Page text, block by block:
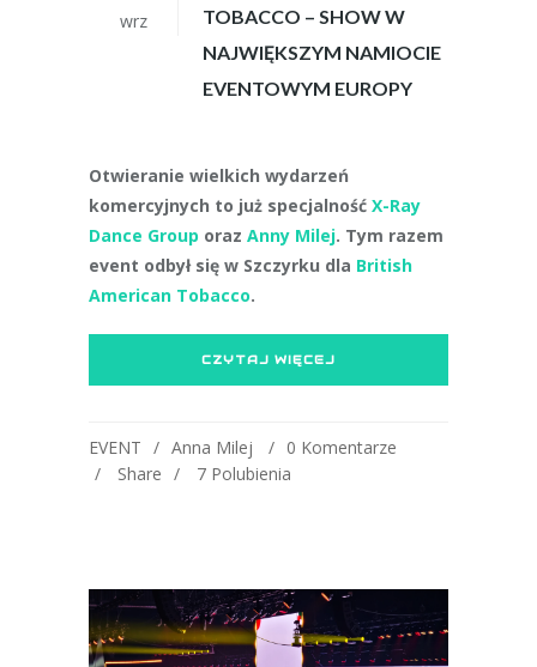
wrz
TOBACCO – SHOW W
NAJWIĘKSZYM NAMIOCIE
EVENTOWYM EUROPY
Otwieranie wielkich wydarzeń
komercyjnych to już specjalność X-Ray
Dance Group oraz Anny Milej. Tym razem
event odbył się w Szczyrku dla British
American Tobacco.
CZYTAJ WIĘCEJ
EVENT Anna Milej
0 Komentarze
Share
7 Polubienia